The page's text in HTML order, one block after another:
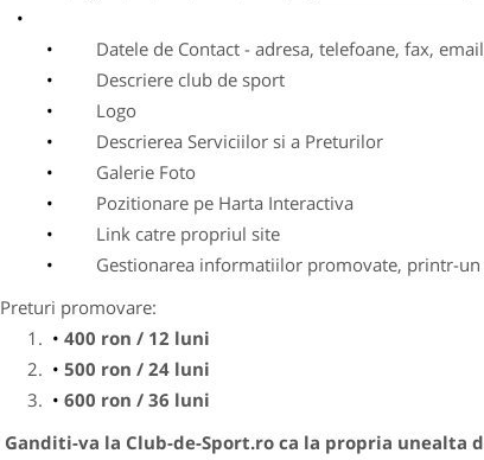
Datele de Contact - adresa, telefoane, fax,
Descriere club de sport
Logo
Descrierea Serviciilor si a Preturilor
Galerie Foto
Pozitionare pe Harta Interactiva
Link catre propriul site
Gestionarea informatiilor promovate, printr-un
Preturi promovare:
400 ron / 12 luni
500 ron / 24 luni
600 ron / 36 luni
Ganditi-va la Club-de-Sport.ro ca la propria unealta